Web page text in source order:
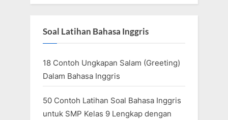
Soal Latihan Bahasa Inggris
18 Contoh Ungkapan Salam (Greeting)
Dalam Bahasa Inggris
50 Contoh Latihan Soal Bahasa Inggris
untuk SMP Kelas 9 Lengkap dengan